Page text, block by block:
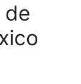
de